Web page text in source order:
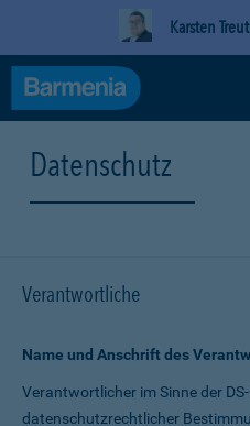
Karsten
Datenschutz
Verantwortliche
Name und Anschrift des
Verantwortlicher im Sinne der
datenschutz­rechtlicher